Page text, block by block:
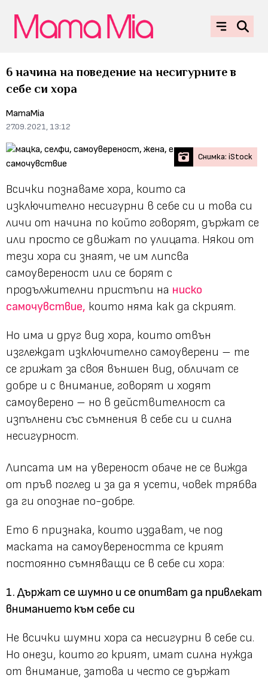
6 начина на поведение на несигурните в
себе си хора
MamaMia
27.09.2021, 13:12
Снимка: iStock
Всички познаваме хора, които са
изключително несигурни в себе си и това си
личи от начина по който говорят, държат се
или просто се движат по улицата. Някои от
тези хора си знаят, че им липсва
самоувереност или се борят с
продължителни пристъпи на ниско
самочувствие, които няма как да скрият.
Но има и друг вид хора, които отвън
изглеждат изключително самоуверени – те
се грижат за своя външен вид, обличат се
добре и с внимание, говорят и ходят
самоуверено – но в действителност са
изпълнени със съмнения в себе си и силна
несигурност.
Липсата им на увереност обаче не се вижда
от пръв поглед и за да я усети, човек трябва
да ги опознае по-добре.
Ето 6 признака, които издават, че под
маската на самоувереността се крият
постоянно съмняващи се в себе си хора:
1. Държат се шумно и се опитват да привлекат
вниманието към себе си
Не всички шумни хора са несигурни в себе си.
Но онези, които го крият, имат силна нужда
от внимание, затова и често се държат